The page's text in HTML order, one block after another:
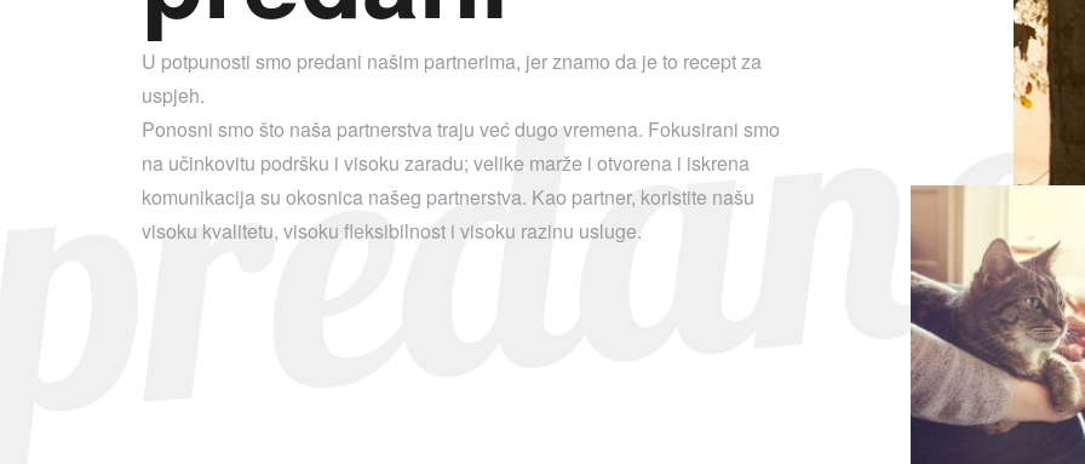
U potpunosti smo predani našim partnerima, jer znamo da je to recept za
uspjeh.
Ponosni smo što naša partnerstva traju već dugo vremena. Fokusirani smo
na učinkovitu podršku i visoku zaradu; velike marže i otvorena i iskrena
komunikacija su okosnica našeg partnerstva. Kao partner, koristite našu
visoku kvalitetu, visoku fleksibilnost i visoku razinu usluge.